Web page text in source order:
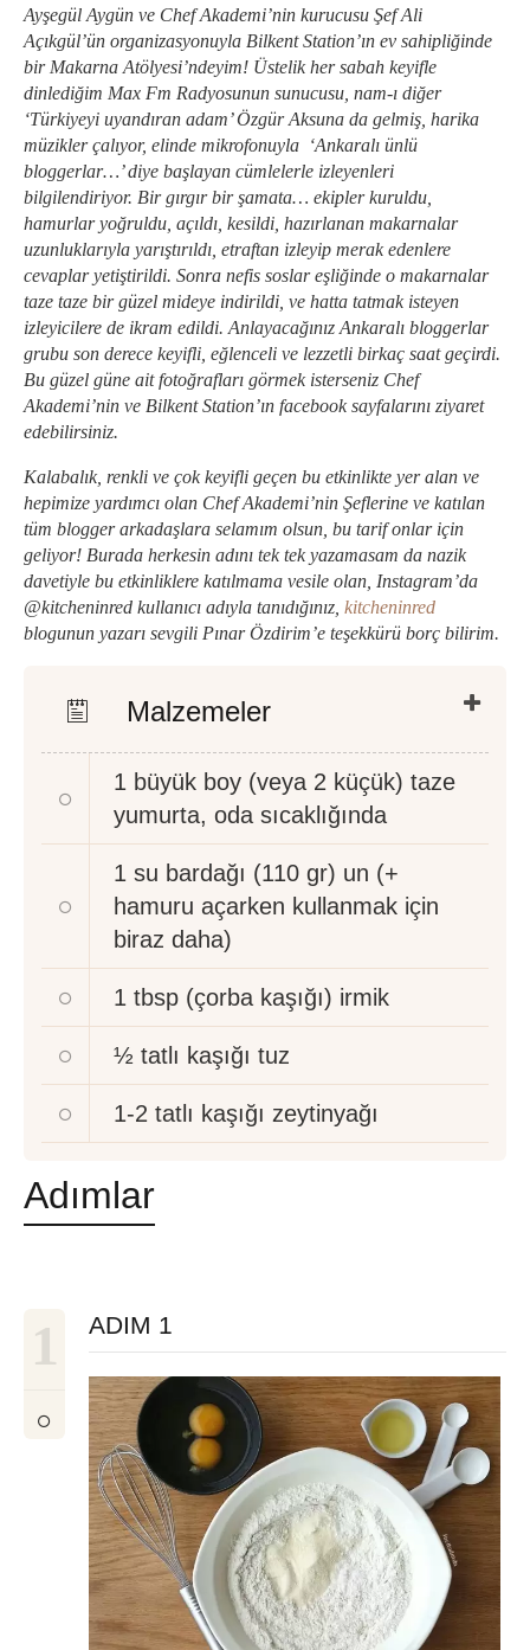
Ayşegül Aygün ve Chef Akademi’nin kurucusu Şef Ali
Açıkgül’ün organizasyonuyla Bilkent Station’ın ev sahipliğinde
bir Makarna Atölyesi’ndeyim! Üstelik her sabah keyifle
dinlediğim Max Fm Radyosunun sunucusu, nam-ı diğer
‘Türkiyeyi uyandıran adam’ Özgür Aksuna da gelmiş, harika
müzikler çalıyor, elinde mikrofonuyla ‘Ankaralı ünlü
bloggerlar…’ diye başlayan cümlelerle izleyenleri
bilgilendiriyor. Bir gırgır bir şamata… ekipler kuruldu,
hamurlar yoğruldu, açıldı, kesildi, hazırlanan makarnalar
uzunluklarıyla yarıştırıldı, etraftan izleyip merak edenlere
cevaplar yetiştirildi. Sonra nefis soslar eşliğinde o makarnalar
taze taze bir güzel mideye indirildi, ve hatta tatmak isteyen
izleyicilere de ikram edildi. Anlayacağınız Ankaralı bloggerlar
grubu son derece keyifli, eğlenceli ve lezzetli birkaç saat geçirdi.
Bu güzel güne ait fotoğrafları görmek isterseniz Chef
Akademi’nin ve Bilkent Station’ın facebook sayfalarını ziyaret
edebilirsiniz.
Kalabalık, renkli ve çok keyifli geçen bu etkinlikte yer alan ve
hepimize yardımcı olan Chef Akademi’nin Şeflerine ve katılan
tüm blogger arkadaşlara selamım olsun, bu tarif onlar için
geliyor! Burada herkesin adını tek tek yazamasam da nazik
davetiyle bu etkinliklere katılmama vesile olan, Instagram’da
@kitcheninred kullanıcı adıyla tanıdığınız, kitcheninred
blogunun yazarı sevgili Pınar Özdirim’e teşekkürü borç bilirim.
Malzemeler
1 büyük boy (veya 2 küçük) taze
yumurta, oda sıcaklığında
1 su bardağı (110 gr) un (+
hamuru açarken kullanmak için
biraz daha)
1 tbsp (çorba kaşığı) irmik
½ tatlı kaşığı tuz
1-2 tatlı kaşığı zeytinyağı
Adımlar
1 ADIM 1